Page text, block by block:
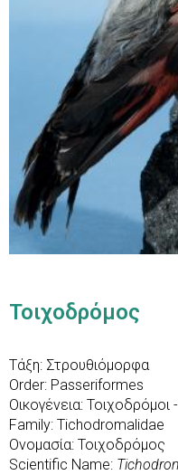
Τοιχοδρόμος
Τάξη: Στρουθιόμορφα
Order: Passeriformes
Οικογένεια: Τοιχοδρόμοι
Family: Tichodromalidae
Ονομασία: Τοιχοδρόμος
Scientific Name: